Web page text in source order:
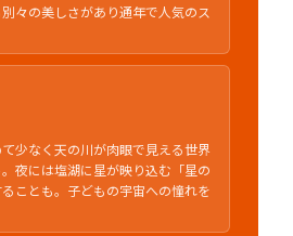
々の美しさがあり通年で人気のス
少なく天の川が肉眼で見える世界
夜には塩湖に星が映り込む「星の
ことも。子どもの宇宙への憧れを